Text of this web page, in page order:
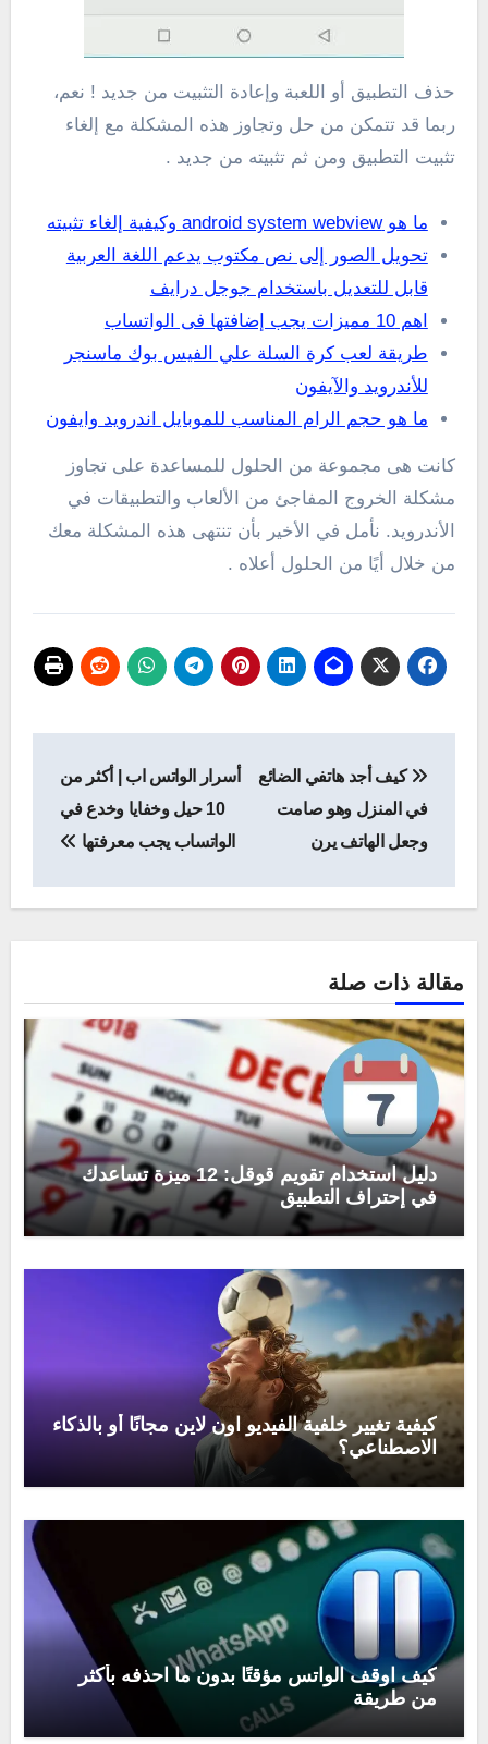
حذف التطبيق أو اللعبة وإعادة التثبيت من جديد ! نعم،
ربما قد تتمكن من حل وتجاوز هذه المشكلة مع إلغاء
تثبيت التطبيق ومن ثم تثبيته من جديد .
ما هو android system webview وكيفية إلغاء تثبيته
تحويل الصور إلى نص مكتوب يدعم اللغة العربية
قابل للتعديل باستخدام جوجل درايف
اهم 10 مميزات يجب إضافتها فى الواتساب
طريقة لعب كرة السلة علي الفيس بوك ماسنجر
للأندرويد والآيفون
ما هو حجم الرام المناسب للموبايل اندرويد وايفون
كانت هى مجموعة من الحلول للمساعدة على تجاوز
مشكلة الخروج المفاجئ من الألعاب والتطبيقات في
الأندرويد. نأمل في الأخير بأن تنتهى هذه المشكلة معك
من خلال أيًا من الحلول أعلاه .
المقالات
كيف أجد هاتفي الضائع
في المنزل وهو صامت
وجعل الهاتف يرن
أسرار الواتس اب | أكثر من
10 حيل وخفايا وخدع في
الواتساب يجب معرفتها
مقالة ذات صلة
دليل استخدام تقويم قوقل: 12 ميزة تساعدك
في إحتراف التطبيق
كيفية تغيير خلفية الفيديو اون لاين مجانًا أو بالذكاء
الاصطناعي؟
كيف اوقف الواتس مؤقتًا بدون ما احذفه بأكثر
من طريقة